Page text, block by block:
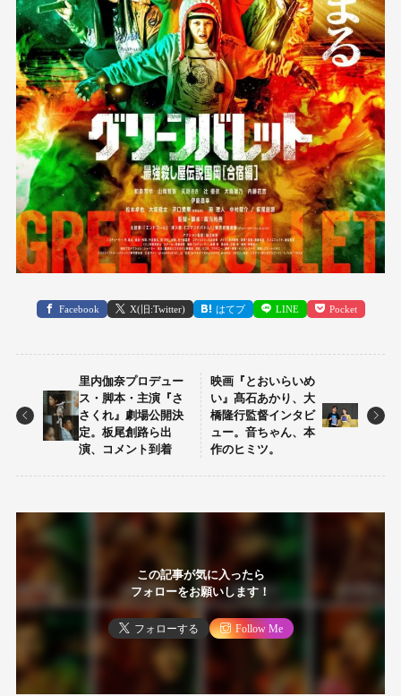
Facebook X(旧:Twitter) はてブ LINE Pocket
里内伽奈プロデュー
ス・脚本・主演『さ
さくれ』劇場公開決
定。板尾創路ら出
演、コメント到着
映画『とおいらいめ
い』髙石あかり、大
橋隆行監督インタビ
ュー。音ちゃん、本
作のヒミツ。
この記事が気に入ったら
フォローをお願いします！
フォローする Follow Me